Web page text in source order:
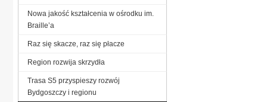
Nowa jakość kształcenia w ośrodku im.
Braille’a
Raz się skacze, raz się płacze
Region rozwija skrzydła
Trasa S5 przyspieszy rozwój
Bydgoszczy i regionu